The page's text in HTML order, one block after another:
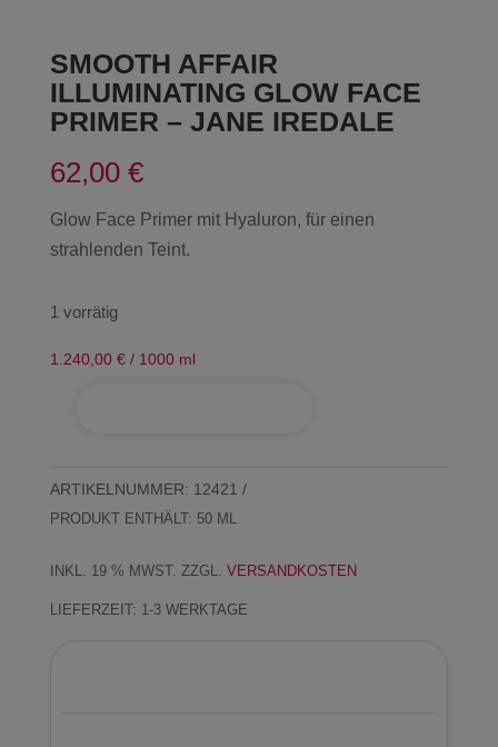
SMOOTH AFFAIR
ILLUMINATING GLOW FACE
PRIMER – JANE IREDALE
62,00 €
Glow Face Primer mit Hyaluron, für einen
strahlenden Teint.
1 vorrätig
1.240,00 €/ 1000 ml
Illuminating
Glow
Primer
-
ARTIKELNUMMER: 12421
PRODUKT ENTHÄLT: 50 ML
INKL. 19 % MWST. ZZGL. VERSANDKOSTEN
LIEFERZEIT: 1-3 WERKTAGE